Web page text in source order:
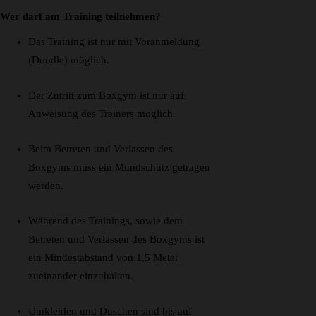
Wer darf am Training teilnehmen?
Das Training ist nur mit Voranmeldung
(Doodle) möglich.
Der Zutritt zum Boxgym ist nur auf
Anweisung des Trainers möglich.
Beim Betreten und Verlassen des
Boxgyms muss ein Mundschutz getragen
werden.
Während des Trainings, sowie dem
Betreten und Verlassen des Boxgyms ist
ein Mindestabstand von 1,5 Meter
zueinander einzuhalten.
Umkleiden und Duschen sind bis auf